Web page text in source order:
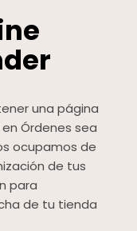
una página
Órdenes sea
ocupamos de
de tus
para
de tu tienda